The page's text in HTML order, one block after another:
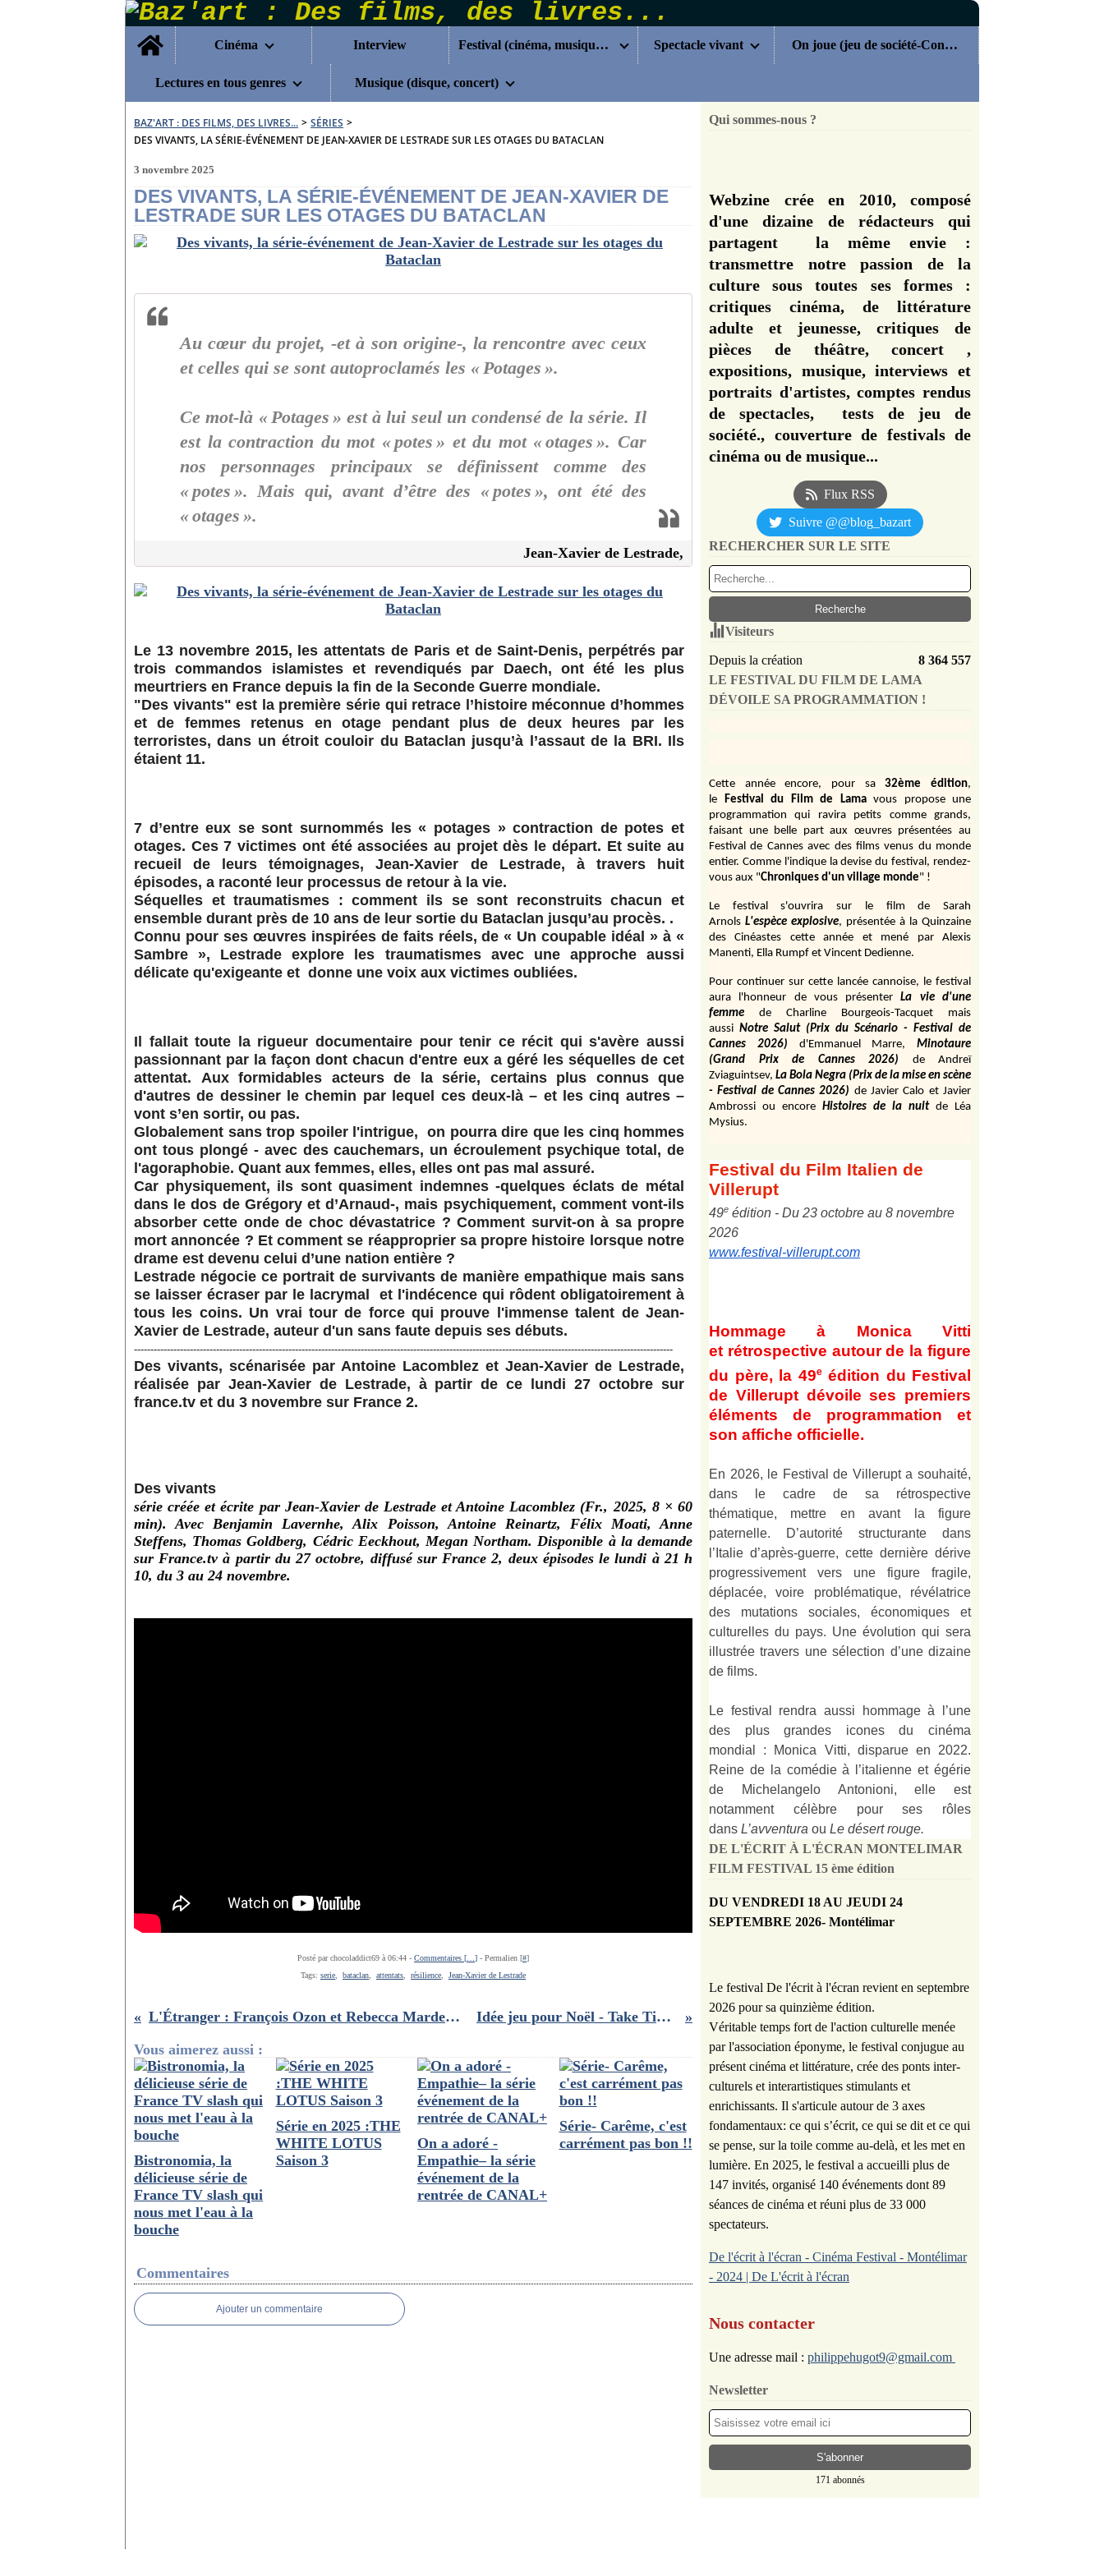
Home
Cinéma
Interview Festival (cinéma, musique...) Spectacle vivant On joue (jeu de société-Concours)
Lectures en tous genres Musique (disque, concert)
BAZ'ART : DES FILMS, DES LIVRES... > SÉRIES >
DES VIVANTS, LA SÉRIE-ÉVÉNEMENT DE JEAN-XAVIER DE LESTRADE SUR LES OTAGES DU BATACLAN
3 novembre 2025
DES VIVANTS, LA SÉRIE-ÉVÉNEMENT DE JEAN-XAVIER DE
LESTRADE SUR LES OTAGES DU BATACLAN
Au cœur du projet, -et à son origine-, la rencontre avec ceux
et celles qui se sont autoproclamés les « Potages ».
Ce mot-là « Potages » est à lui seul un condensé de la série. Il
est la contraction du mot « potes » et du mot « otages ». Car
nos personnages principaux se définissent comme des
« potes ». Mais qui, avant d’être des « potes », ont été des
« otages ».
Jean-Xavier de Lestrade,
Le 13 novembre 2015, les attentats de Paris et de Saint-Denis, perpétrés par
trois commandos islamistes et revendiqués par Daech, ont été les plus
meurtriers en France depuis la fin de la Seconde Guerre mondiale.
"Des vivants" est la première série qui retrace l’histoire méconnue d’hommes
et de femmes retenus en otage pendant plus de deux heures par les
terroristes, dans un étroit couloir du Bataclan jusqu’à l’assaut de la BRI. Ils
étaient 11.
7 d’entre eux se sont surnommés les « potages » contraction de potes et
otages. Ces 7 victimes ont été associées au projet dès le départ. Et suite au
recueil de leurs témoignages, Jean-Xavier de Lestrade, à travers huit
épisodes, a raconté leur processus de retour à la vie.
Séquelles et traumatismes : comment ils se sont reconstruits chacun et
ensemble durant près de 10 ans de leur sortie du Bataclan jusqu’au procès. .
Connu pour ses œuvres inspirées de faits réels, de « Un coupable idéal » à «
Sambre », Lestrade explore les traumatismes avec une approche aussi
délicate qu'exigeante et donne une voix aux victimes oubliées.
Il fallait toute la rigueur documentaire pour tenir ce récit qui s'avère aussi
passionnant par la façon dont chacun d'entre eux a géré les séquelles de cet
attentat. Aux formidables acteurs de la série, certains plus connus que
d'autres de dessiner le chemin par lequel ces deux-là – et les cinq autres –
vont s’en sortir, ou pas.
Globalement sans trop spoiler l'intrigue, on pourra dire que les cinq hommes
ont tous plongé - avec des cauchemars, un écroulement psychique total, de
l'agoraphobie. Quant aux femmes, elles, elles ont pas mal assuré.
Car physiquement, ils sont quasiment indemnes -quelques éclats de métal
dans le dos de Grégory et d’Arnaud-, mais psychiquement, comment vont-ils
absorber cette onde de choc dévastatrice ? Comment survit-on à sa propre
mort annoncée ? Et comment se réapproprier sa propre histoire lorsque notre
drame est devenu celui d’une nation entière ?
Lestrade négocie ce portrait de survivants de manière empathique mais sans
se laisser écraser par le lacrymal et l'indécence qui rôdent obligatoirement à
tous les coins. Un vrai tour de force qui prouve l'immense talent de Jean-
Xavier de Lestrade, auteur d'un sans faute depuis ses débuts.
--------------------------------------------------------------------------------------------------------------------------------------------------------------------
Des vivants, scénarisée par Antoine Lacomblez et Jean-Xavier de Lestrade,
réalisée par Jean-Xavier de Lestrade, à partir de ce lundi 27 octobre sur
france.tv et du 3 novembre sur France 2.
Des vivants
série créée et écrite par Jean-Xavier de Lestrade et Antoine Lacomblez (Fr., 2025, 8 × 60
min). Avec Benjamin Lavernhe, Alix Poisson, Antoine Reinartz, Félix Moati, Anne
Steffens, Thomas Goldberg, Cédric Eeckhout, Megan Northam. Disponible à la demande
sur France.tv à partir du 27 octobre, diffusé sur France 2, deux épisodes le lundi à 21 h
10, du 3 au 24 novembre.
Posté par chocoladdict69 à 06:44 - Commentaires [ ] - Permalien [#]
Tags: serie bataclan attentats résilience Jean-Xavier de Lestrade
L'Étranger : François Ozon et Rebecca Marder nous livrent leurs secrets pour "adapter l'inadaptable"
Idée jeu pour Noël - Take Time, un coopératif irrésistible pour tous
Vous aimerez aussi :
Bistronomia, la
délicieuse série de
France TV slash qui
nous met l'eau à la
bouche
Série en 2025 :THE
WHITE LOTUS
Saison 3
On a adoré -
Empathie– la série
événement de la
rentrée de CANAL+
Série- Carême, c'est
carrément pas bon !!
Commentaires
Ajouter un commentaire
Qui sommes-nous ?
Webzine crée en 2010, composé
d'une dizaine de rédacteurs qui
partagent la même envie :
transmettre notre passion de la
culture sous toutes ses formes :
critiques cinéma, de littérature
adulte et jeunesse, critiques de
pièces de théâtre, concert ,
expositions, musique, interviews et
portraits d'artistes, comptes rendus
de spectacles, tests de jeu de
société., couverture de festivals de
cinéma ou de musique...
Flux RSS
Suivre @@blog_bazart
RECHERCHER SUR LE SITE
Visiteurs
Depuis la création
8 364 557
LE FESTIVAL DU FILM DE LAMA
DÉVOILE SA PROGRAMMATION !
Cette année encore, pour sa 32ème édition,
le Festival du Film de Lama vous propose une
programmation qui ravira petits comme grands,
faisant une belle part aux œuvres présentées au
Festival de Cannes avec des films venus du monde
entier. Comme l'indique la devise du festival, rendez-
vous aux "Chroniques d'un village monde" !
Le festival s'ouvrira sur le film de Sarah
Arnols L'espèce explosive, présentée à la Quinzaine
des Cinéastes cette année et mené par Alexis
Manenti, Ella Rumpf et Vincent Dedienne.
Pour continuer sur cette lancée cannoise, le festival
aura l'honneur de vous présenter
La vie d'une
femme
de Charline Bourgeois-Tacquet
mais
aussi Notre Salut (Prix du Scénario - Festival de
Cannes 2026)
d'Emmanuel Marre,
Minotaure
(Grand Prix de Cannes 2026)
de Andreï
Zviaguintsev, La Bola Negra (Prix de la mise en scène
- Festival de Cannes 2026) de Javier Calo et Javier
Ambrossi ou encore Histoires de la nuit de Léa
Mysius.
Festival du Film Italien de
Villerupt
49e édition - Du 23 octobre au 8 novembre
2026
www.festival-villerupt.com
Hommage à Monica Vitti
et rétrospective autour de la figure
du père, la 49e édition du Festival
de Villerupt dévoile ses premiers
éléments de programmation et
son affiche officielle.
En 2026, le Festival de Villerupt a souhaité,
dans le cadre de sa rétrospective
thématique, mettre en avant la figure
paternelle. D’autorité structurante dans
l’Italie d’après-guerre, cette dernière dérive
progressivement vers une figure fragile,
déplacée, voire problématique, révélatrice
des mutations sociales, économiques et
culturelles du pays. Une évolution qui sera
illustrée travers une sélection d’une dizaine
de films.
Le festival rendra aussi hommage à l’une
des plus grandes icones du cinéma
mondial : Monica Vitti, disparue en 2022.
Reine de la comédie à l’italienne et égérie
de Michelangelo Antonioni, elle est
notamment célèbre pour ses rôles
dans L’avventura ou Le désert rouge.
DE L'ÉCRIT À L'ÉCRAN MONTELIMAR
FILM FESTIVAL 15 ème édition
DU VENDREDI 18 AU JEUDI 24
SEPTEMBRE 2026- Montélimar
Le festival De l'écrit à l'écran revient en septembre
2026 pour sa quinzième édition.
Véritable temps fort de l'action culturelle menée
par l'association éponyme, le festival conjugue au
présent cinéma et littérature, crée des ponts inter-
culturels et interartistiques stimulants et
enrichissants. Il s'articule autour de 3 axes
fondamentaux: ce qui s’écrit, ce qui se dit et ce qui
se pense, sur la toile comme au-delà, et les met en
lumière. En 2025, le festival a accueilli plus de
147 invités, organisé 140 événements dont 89
séances de cinéma et réuni plus de 33 000
spectateurs.
De l'écrit à l'écran - Cinéma Festival - Montélimar
- 2024 | De L'écrit à l'écran
Nous contacter
Une adresse mail : philippehugot9@gmail.com
Newsletter
171 abonnés